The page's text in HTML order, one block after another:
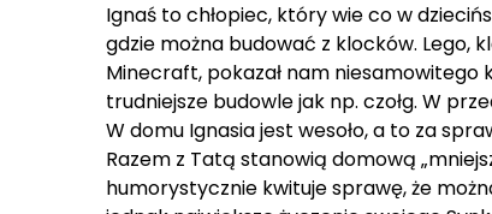
Ignaś to chłopiec, który wie co w
gdzie można budować z klocków. Lego,
Minecraft, pokazał nam
trudniejsze budowle jak np. czołg. W
W domu Ignasia jest wesoło, a to za
Razem z Tatą stanowią domową
humorystycznie kwituje sprawę, że